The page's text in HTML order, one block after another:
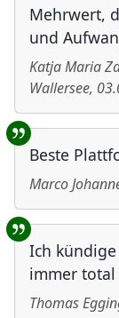
Mehrwert,
und
Katja Maria
Wallersee,
Beste
Marco
Ich
immer
Thomas